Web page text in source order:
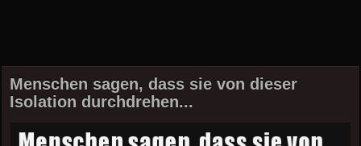
Menschen sagen, dass sie von dieser
Isolation durchdrehen...